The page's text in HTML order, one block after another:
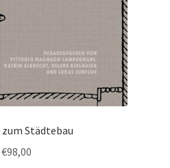
zum Städtebau
€98,00